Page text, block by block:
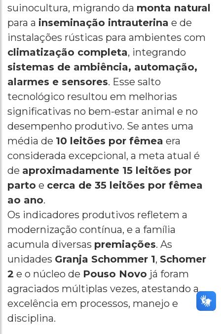
suinocultura, migrando da monta natural
para a inseminação intrauterina e de
instalações rústicas para ambientes com
climatização completa, integrando
sistemas de ambiência, automação,
alarmes e sensores. Esse salto
tecnológico resultou em melhorias
significativas no bem-estar animal e no
desempenho produtivo. Se antes uma
média de 10 leitões por fêmea era
considerada excepcional, a meta atual é
de aproximadamente 15 leitões por
parto e cerca de 35 leitões por fêmea
ao ano.
Os indicadores produtivos refletem a
modernização contínua, e a família
acumula diversas premiações. As
unidades Granja Schommer 1, Schomer
2 e o núcleo de Pouso Novo já foram
agraciados múltiplas vezes, atestando a
excelência em processos, manejo e
disciplina.